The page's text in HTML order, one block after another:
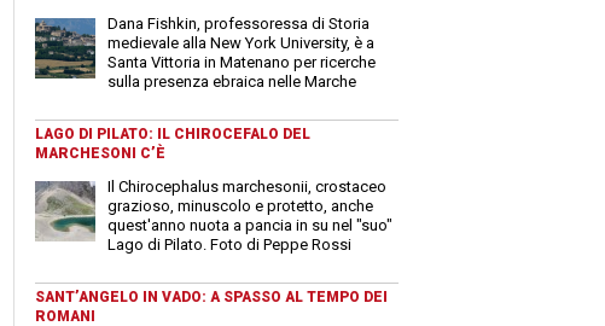
Dana Fishkin, professoressa di Storia
medievale alla New York University, è a
Santa Vittoria in Matenano per ricerche
sulla presenza ebraica nelle Marche
LAGO DI PILATO: IL CHIROCEFALO DEL
MARCHESONI C’È
Il Chirocephalus marchesonii, crostaceo
grazioso, minuscolo e protetto, anche
quest'anno nuota a pancia in su nel "suo"
Lago di Pilato. Foto di Peppe Rossi
SANT’ANGELO IN VADO: A SPASSO AL TEMPO DEI
ROMANI